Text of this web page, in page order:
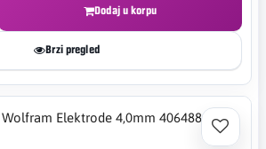
Dodaj u korpu
Brzi pregled